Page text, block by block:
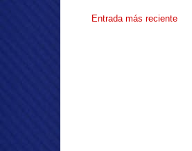
Entrada más reciente